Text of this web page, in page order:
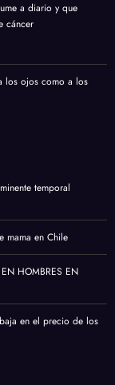
a diario y que
cáncer
los ojos como a los
temporal
mama en Chile
HOMBRES EN
en el precio de los